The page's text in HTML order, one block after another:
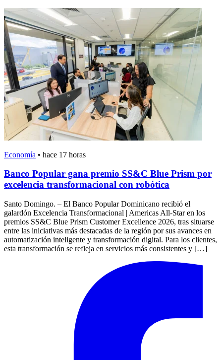
Economía • hace 17 horas
Banco Popular gana premio SS&C Blue Prism por
excelencia transformacional con robótica
Santo Domingo. – El Banco Popular Dominicano recibió el
galardón Excelencia Transformacional | Americas All-Star en los
premios SS&C Blue Prism Customer Excellence 2026, tras situarse
entre las iniciativas más destacadas de la región por sus avances en
automatización inteligente y transformación digital. Para los clientes,
esta transformación se refleja en servicios más consistentes y […]